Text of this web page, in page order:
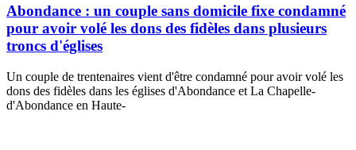
Abondance : un couple sans domicile fixe condamné
pour avoir volé les dons des fidèles dans plusieurs
troncs d'églises
Un couple de trentenaires vient d'être condamné pour avoir volé les
dons des fidèles dans les églises d'Abondance et La Chapelle-
d'Abondance en Haute-